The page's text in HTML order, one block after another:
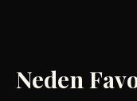
Neden